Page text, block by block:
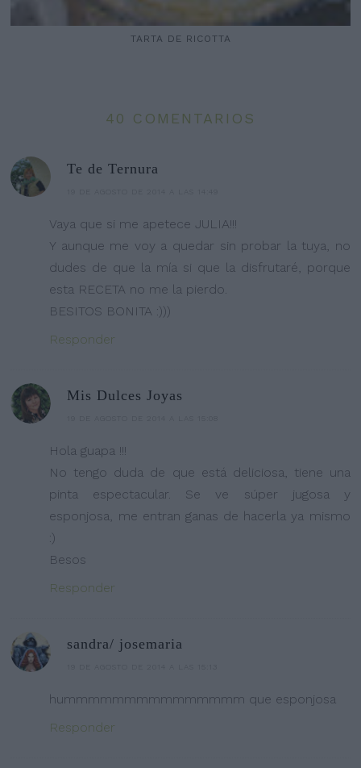
TARTA DE RICOTTA
40 COMENTARIOS
Te de Ternura
Vaya que si me apetece JULIA!!!
Y aunque me voy a quedar sin probar la tuya, no
dudes de que la mía si que la disfrutaré, porque
esta RECETA no me la pierdo.
BESITOS BONITA :)))
Responder
Mis Dulces Joyas
Hola guapa !!!
No tengo duda de que está deliciosa, tiene una
pinta espectacular. Se ve súper jugosa y
esponjosa, me entran ganas de hacerla ya mismo
:)
Besos
Responder
sandra/ josemaria
hummmmmmmmmmmmmmm que esponjosa
Responder